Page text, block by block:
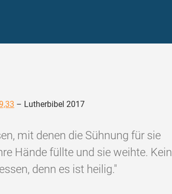
– Lutherbibel 2017
mit denen die Sühnung für sie
Hände füllte und sie weihte. Kein
denn es ist heilig."